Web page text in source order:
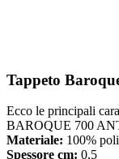
Tappeto
Ecco le principali
BAROQUE 700
Materiale: 100%
Spessore cm: 0,5